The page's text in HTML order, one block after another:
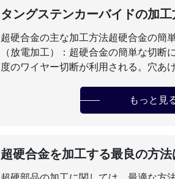
タングステンカーバイドの加工
超硬合金の主な加工方法超硬合金の簡
（放電加工）：超硬合金の簡単な切断
度のワイヤー切断が利用される。穴あ
もっと見
超硬合金を加工する最良の方法